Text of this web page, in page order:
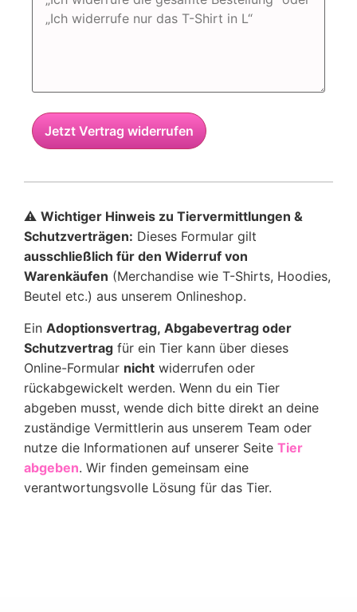
Jetzt Vertrag widerrufen
⚠️ Wichtiger Hinweis zu Tiervermittlungen &
Schutzverträgen: Dieses Formular gilt
ausschließlich für den Widerruf von
Warenkäufen (Merchandise wie T-Shirts, Hoodies,
Beutel etc.) aus unserem Onlineshop.
Ein Adoptionsvertrag, Abgabevertrag oder
Schutzvertrag für ein Tier kann über dieses
Online-Formular nicht widerrufen oder
rückabgewickelt werden. Wenn du ein Tier
abgeben musst, wende dich bitte direkt an deine
zuständige Vermittlerin aus unserem Team oder
nutze die Informationen auf unserer Seite Tier
abgeben. Wir finden gemeinsam eine
verantwortungsvolle Lösung für das Tier.